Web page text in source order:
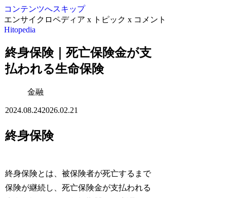
コンテンツへスキップ
エンサイクロペディア x トピック x コメント
Hitopedia
終身保険｜死亡保険金が支
払われる生命保険
金融
2024.08.242026.02.21
終身保険
終身保険とは、被保険者が死亡するまで
保険が継続し、死亡保険金が支払われる